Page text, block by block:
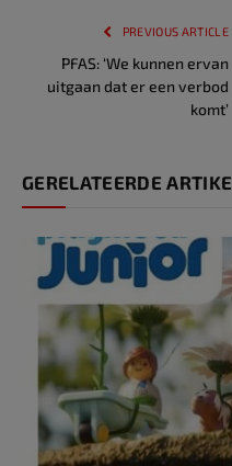
PREVIOUS ARTICLE
PFAS: ‘We kunnen ervan
uitgaan dat er een verbod
komt’
GERELATEERDE